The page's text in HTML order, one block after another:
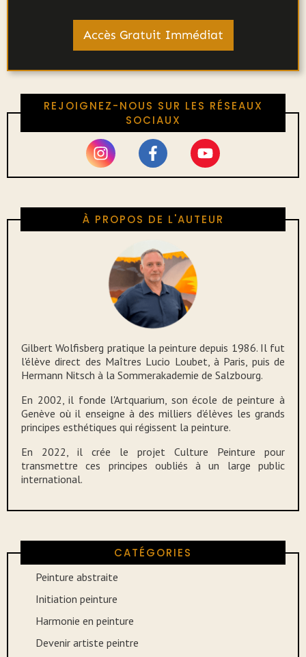
Accès Gratuit Immédiat
REJOIGNEZ-NOUS SUR LES RÉSEAUX
SOCIAUX
À PROPOS DE L'AUTEUR
Gilbert Wolfisberg pratique la peinture depuis 1986. Il fut
l'élève direct des Maîtres Lucio Loubet, à Paris, puis de
Hermann Nitsch à la Sommerakademie de Salzbourg.
En 2002, il fonde l'Artquarium, son école de peinture à
Genève où il enseigne à des milliers d’élèves les grands
principes esthétiques qui régissent la peinture.
En 2022, il crée le projet Culture Peinture pour
transmettre ces principes oubliés à un large public
international.
CATÉGORIES
Peinture abstraite
Initiation peinture
Harmonie en peinture
Devenir artiste peintre